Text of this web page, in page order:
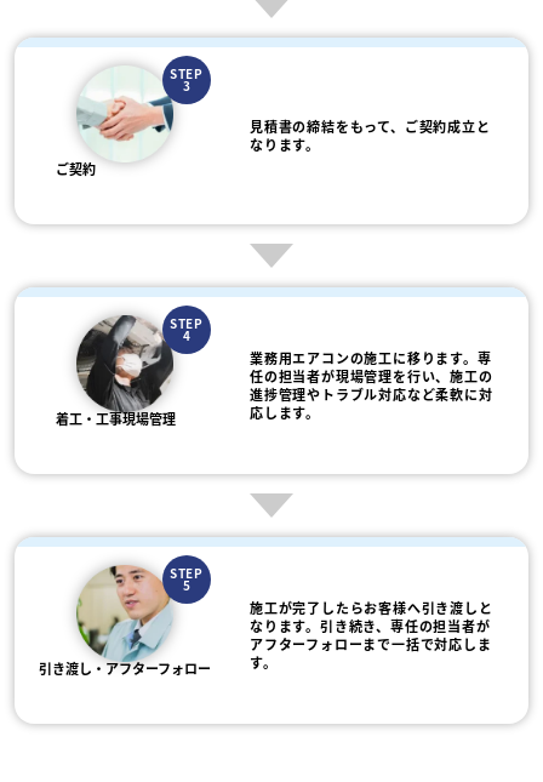
STEP
3
ご契約
見積書の締結をもって、ご契約成立と
なります。
STEP
4
着工・工事現場管理
業務用エアコンの施工に移ります。専
任の担当者が現場管理を行い、施工の
進捗管理やトラブル対応など柔軟に対
応します。
STEP
5
引き渡し・アフターフォロー
施工が完了したらお客様へ引き渡しと
なります。引き続き、専任の担当者が
アフターフォローまで一括で対応しま
す。